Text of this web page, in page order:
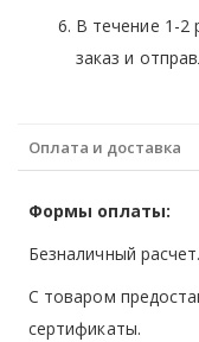
В течение 1-2
заказ и
Оплата и доставка
Формы оплаты:
Безналичный расчет.
С товаром
сертификаты.